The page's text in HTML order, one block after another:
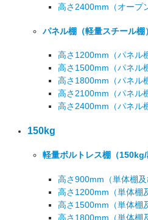
高さ2400mm （オープ
パネル棚 （軽量スチール棚）
高さ1200mm （パネル
高さ1500mm （パネル
高さ1800mm （パネル
高さ2100mm （パネル
高さ2400mm （パネル
150kg
軽量ボルトレス棚 （150kg/
高さ900mm （単体棚
高さ1200mm （単体棚
高さ1500mm （単体棚
高さ1800mm （単体棚